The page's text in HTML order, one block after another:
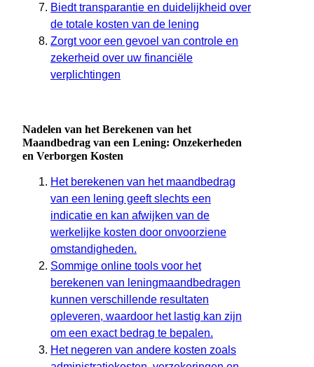
Biedt transparantie en duidelijkheid over
de totale kosten van de lening
Zorgt voor een gevoel van controle en
zekerheid over uw financiële
verplichtingen
Nadelen van het Berekenen van het
Maandbedrag van een Lening: Onzekerheden
en Verborgen Kosten
Het berekenen van het maandbedrag
van een lening geeft slechts een
indicatie en kan afwijken van de
werkelijke kosten door onvoorziene
omstandigheden.
Sommige online tools voor het
berekenen van leningmaandbedragen
kunnen verschillende resultaten
opleveren, waardoor het lastig kan zijn
om een exact bedrag te bepalen.
Het negeren van andere kosten zoals